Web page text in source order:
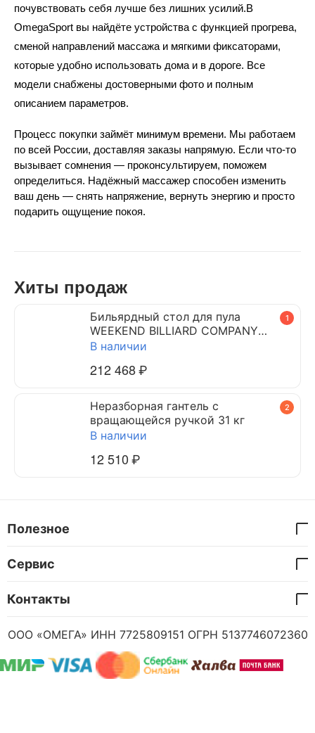
почувствовать себя лучше без лишних усилий.В
OmegaSport вы найдёте устройства с функцией прогрева,
сменой направлений массажа и мягкими фиксаторами,
которые удобно использовать дома и в дороге. Все
модели снабжены достоверными фото и полным
описанием параметров.
Процесс покупки займёт минимум времени. Мы работаем
по всей России, доставляя заказы напрямую. Если что-то
вызывает сомнения — проконсультируем, поможем
определиться. Надёжный массажер способен изменить
ваш день — снять напряжение, вернуть энергию и просто
подарить ощущение покоя.
Хиты продаж
1
Бильярдный стол для пула
WEEKEND BILLIARD COMPANY
DYNAMIC TRIUMPH 7 ф (черный)
В наличии
212 468₽
2
Неразборная гантель c
вращающейся ручкой 31 кг
В наличии
12 510₽
Полезное
Сервис
Контакты
ООО «ОМЕГА» ИНН 7725809151 ОГРН 5137746072360